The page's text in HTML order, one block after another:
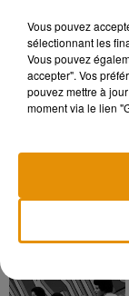
parle puisqu’elle
chaque étape de
propres ou
l’international.
vous surbigtour.fr.
Musique
Vous pouvez
sélectionnant les
Vous pouvez
accepter". Vos
pouvez mettre à
moment via le lien